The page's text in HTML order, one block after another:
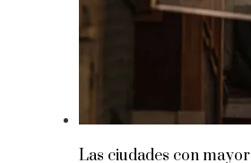
Las ciudades con mayor